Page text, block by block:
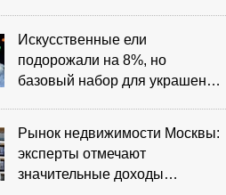
Искусственные ели
подорожали на 8%, но
базовый набор для украшения
Рынок недвижимости Москвы:
эксперты отмечают
значительные доходы